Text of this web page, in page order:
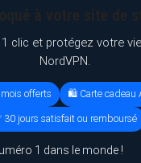
clic et protégez votre
NordVPN.
offerts 🛍️ Carte cadeau
30 jours satisfait ou remboursé
1 dans le monde !